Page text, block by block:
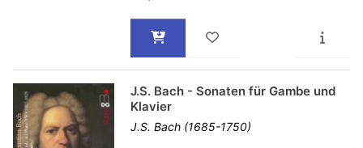
J.S. Bach - Sonaten für Gambe und
Klavier
J.S. Bach (1685-1750)